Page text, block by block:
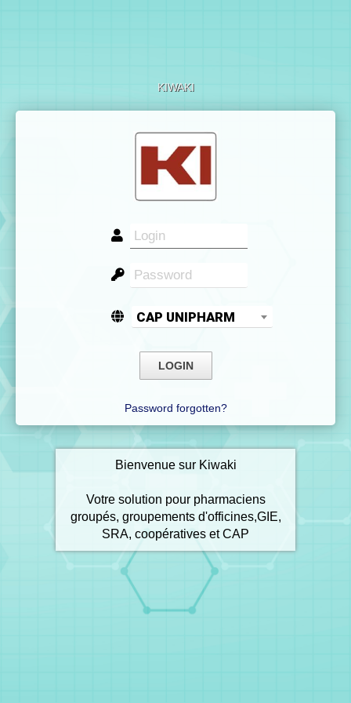
KIWAKI
CAP UNIPHARM
Password forgotten?
Bienvenue sur Kiwaki
Votre solution pour pharmaciens
groupés, groupements d'officines,GIE,
SRA, coopératives et CAP